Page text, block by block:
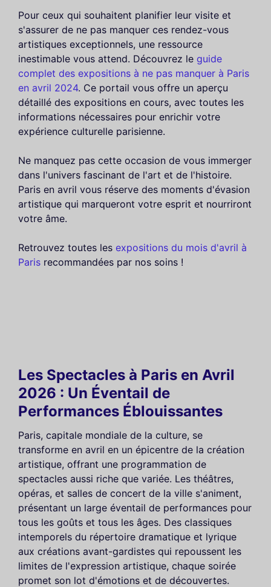
Pour ceux qui souhaitent planifier leur visite et
s'assurer de ne pas manquer ces rendez-vous
artistiques exceptionnels, une ressource
inestimable vous attend. Découvrez le guide
complet des expositions à ne pas manquer à Paris
en avril 2024. Ce portail vous offre un aperçu
détaillé des expositions en cours, avec toutes les
informations nécessaires pour enrichir votre
expérience culturelle parisienne.
Ne manquez pas cette occasion de vous immerger
dans l'univers fascinant de l'art et de l'histoire.
Paris en avril vous réserve des moments d'évasion
artistique qui marqueront votre esprit et nourriront
votre âme.
Retrouvez toutes les expositions du mois d'avril à
Paris recommandées par nos soins !
Les Spectacles à Paris en Avril
2026 : Un Éventail de
Performances Éblouissantes
Paris, capitale mondiale de la culture, se
transforme en avril en un épicentre de la création
artistique, offrant une programmation de
spectacles aussi riche que variée. Les théâtres,
opéras, et salles de concert de la ville s'animent,
présentant un large éventail de performances pour
tous les goûts et tous les âges. Des classiques
intemporels du répertoire dramatique et lyrique
aux créations avant-gardistes qui repoussent les
limites de l'expression artistique, chaque soirée
promet son lot d'émotions et de découvertes.